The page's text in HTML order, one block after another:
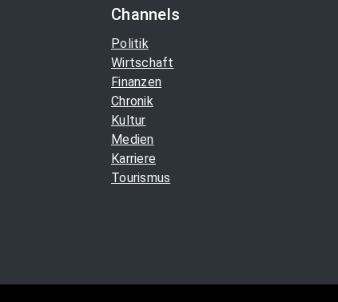
Channels
Politik
Wirtschaft
Finanzen
Chronik
Kultur
Medien
Karriere
Tourismus